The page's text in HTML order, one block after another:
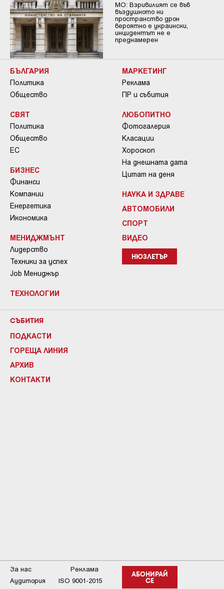
МО: Взривилият се във
въздушното ни
пространство дрон
вероятно е украински,
инцидентът не е
преднамерен
БЪЛГАРИЯ
Политика
Общество
СВЯТ
Политика
Общество
ЕС
БИЗНЕС
Финанси
Компании
Енергетика
Икономика
МЕНИДЖМЪНТ
Лидерство
Техники за успех
Job Мениджър
ТЕХНОЛОГИИ
МАРКЕТИНГ
Реклама
ПР и събития
ЛЮБОПИТНО
Фотогалерия
Класации
Хороскоп
На днешната дата
Цитат на деня
НАУКА И ЗДРАВЕ
АВТОМОБИЛИ
СПОРТ
ВИДЕО
НЮЗЛЕТЪР
СЪБИТИЯ
ПОДКАСТИ
ГОРЕЩА ЛИНИЯ
АРХИВ
КОНТАКТИ
АБОНИРАЙ
СЕ
За нас
Реклама
Аудитория
ISO 9001-2015